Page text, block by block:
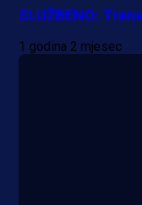
SLUŽBENO:
1 godina 2 mjesec